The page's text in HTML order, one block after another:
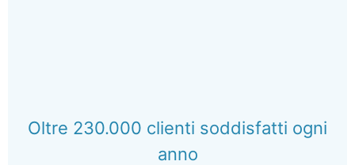
Oltre 230.000 clienti soddisfatti ogni
anno